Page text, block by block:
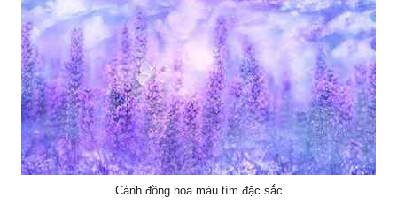
Cánh đồng hoa màu tím đặc sắc